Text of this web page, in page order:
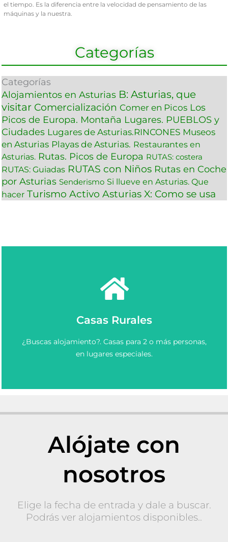
el tiempo. Es la diferencia entre la velocidad de pensamiento de las
máquinas y la nuestra.
Categorías
Categorías
Alojamientos en Asturias B: Asturias, que
visitar Comercialización Comer en Picos Los
Picos de Europa. Montaña Lugares. PUEBLOS y
Ciudades Lugares de Asturias.RINCONES Museos
en Asturias Playas de Asturias. Restaurantes en
Asturias. Rutas. Picos de Europa RUTAS: costera
RUTAS: Guiadas RUTAS con Niños Rutas en Coche
por Asturias Senderismo Si llueve en Asturias. Que
hacer Turismo Activo Asturias X: Como se usa
Casas Rurales
¿Buscas alojamiento?. Casas para 2 o más personas,
en lugares especiales.
Casas Rurales en Asturias
Ver más
Alójate con
nosotros
Elige la fecha de entrada y dale a buscar.
Podrás ver alojamientos disponibles..